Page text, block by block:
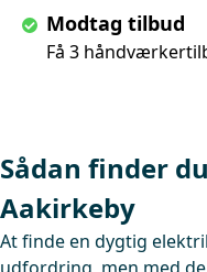
Modtag tilbud
Få 3
Sådan finder
Aakirkeby
At finde en dygtig